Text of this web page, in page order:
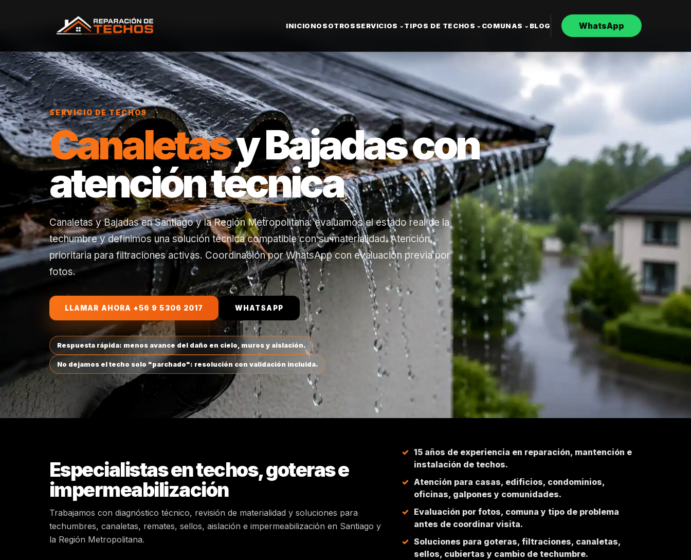
INICIONOSOTROSSERVICIOS ⌄ TIPOS DE TECHOS ⌄ COMUNAS ⌄ BLOG WhatsApp
Inicio/Servicios/Canaletas y Bajadas
SERVICIO DE TECHOS
Canaletasy Bajadas con
atención técnica
Canaletas y Bajadas en Santiago y la Región Metropolitana: evaluamos el estado real de la
techumbre y definimos una solución técnica compatible con su materialidad. Atención
prioritaria para filtraciones activas. Coordinación por WhatsApp con evaluación previa por
fotos.
LLAMAR AHORA +56 9 5306 2017 WHATSAPP
Respuesta rápida: menos avance del daño en cielo, muros y aislación.
No dejamos el techo solo "parchado": resolución con validación incluida.
Especialistas en techos, goteras e
impermeabilización
Trabajamos con diagnóstico técnico, revisión de materialidad y soluciones para
techumbres, canaletas, remates, sellos, aislación e impermeabilización en Santiago y
la Región Metropolitana.
15 años de experiencia en reparación, mantención e
instalación de techos.
Atención para casas, edificios, condominios,
oficinas, galpones y comunidades.
Evaluación por fotos, comuna y tipo de problema
antes de coordinar visita.
Soluciones para goteras, filtraciones, canaletas,
sellos, cubiertas y cambio de techumbre.